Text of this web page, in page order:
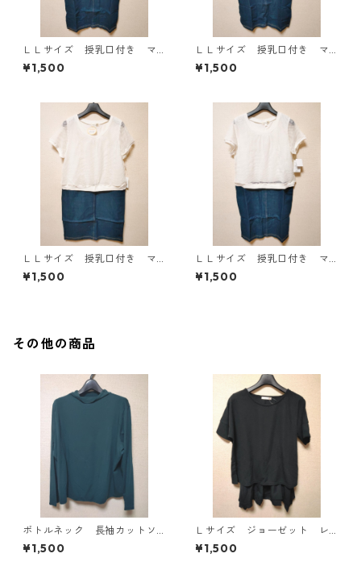
ＬＬサイズ 授乳口付き マ
タニティ ドッキングワンピ
ース ホワイト×ブルー KAE
¥1,500
ＬＬサイズ 授乳口付き マ
タニティ ドッキングワンピ
ース ホワイト×ブルー KAE
¥1,500
ＬＬサイズ 授乳口付き マ
タニティ ドッキングワンピ
ース ホワイト×ブルー KAE
¥1,500
ＬＬサイズ 授乳口付き マ
タニティ ドッキングワンピ
ース ホワイト×ブルー KAE
¥1,500
その他の商品
ボトルネック 長袖カットソ
ー ４Ｌ ティールグリー
ン KAE-4812
¥1,500
Ｌサイズ ジョーゼット レ
イヤード風プルオーバー ブ
ラック KAE-4792
¥1,500